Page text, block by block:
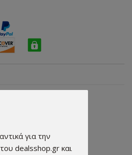
reserved. • Κατασκευή
για την
dealsshop.gr και